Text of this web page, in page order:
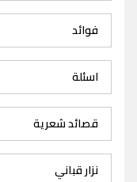
فوائد
اسئلة
قصائد شعرية
نزار قباني